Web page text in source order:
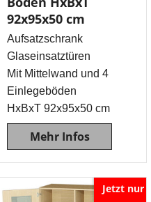
92x95x50 cm
Aufsatzschrank
Glaseinsatztüren
Mit Mittelwand und 4
Einlegeböden
HxBxT 92x95x50 cm
Mehr Infos
Jetzt nur